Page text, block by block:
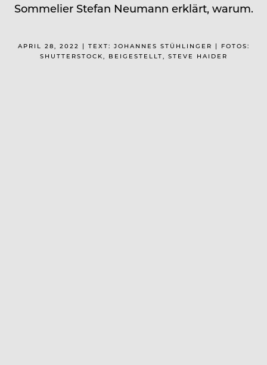
Sommelier Stefan Neumann erklärt, warum.
APRIL 28, 2022 | TEXT: JOHANNES STÜHLINGER | FOTOS:
SHUTTERSTOCK, BEIGESTELLT, STEVE HAIDER